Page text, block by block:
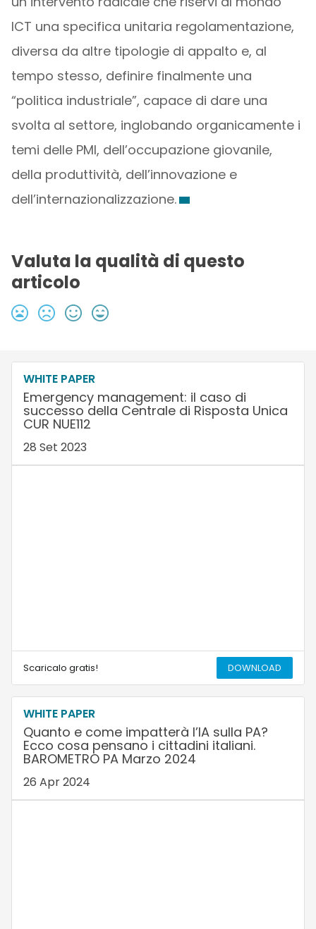
ICT una specifica unitaria regolamentazione,
diversa da altre tipologie di appalto e, al
tempo stesso, definire finalmente una
“politica industriale”, capace di dare una
svolta al settore, inglobando organicamente i
temi delle PMI, dell’occupazione giovanile,
della produttività, dell’innovazione e
dell’internazionalizzazione.
Valuta la qualità di questo
articolo
WHITE PAPER
Emergency management: il caso di
successo della Centrale di Risposta Unica
CUR NUE112
28 Set 2023
Scaricalo gratis! DOWNLOAD
WHITE PAPER
Quanto e come impatterà l’IA sulla PA?
Ecco cosa pensano i cittadini italiani.
BAROMETRO PA Marzo 2024
26 Apr 2024